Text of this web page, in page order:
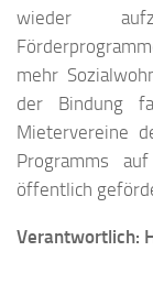
wieder
mehr
der Bindung
Mietervereine
Programms
öffentlich
Verantwortlich: